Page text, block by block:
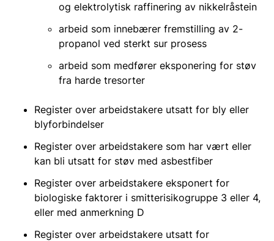
og elektrolytisk raffinering av nikkelråstein
arbeid som innebærer fremstilling av 2-
propanol ved sterkt sur prosess
arbeid som medfører eksponering for støv
fra harde tresorter
Register over arbeidstakere utsatt for bly eller
blyforbindelser
Register over arbeidstakere som har vært eller
kan bli utsatt for støv med asbestfiber
Register over arbeidstakere eksponert for
biologiske faktorer i smitterisikogruppe 3 eller 4,
eller med anmerkning D
Register over arbeidstakere utsatt for